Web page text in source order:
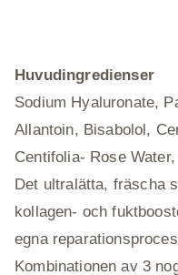
Huvudingredienser
Sodium Hyaluronate,
Allantoin, Bisabolol,
Centifolia- Rose
Det ultralätta, fräscha
kollagen- och
egna
Kombinationen av 3